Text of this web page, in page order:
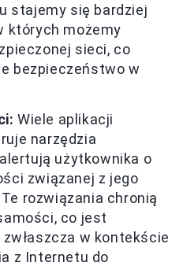
stajemy się bardziej
których możemy
sieci, co
bezpieczeństwo w
Wiele aplikacji
narzędzia
użytkownika o
związanej z jego
rozwiązania chronią
co jest
w kontekście
z Internetu do